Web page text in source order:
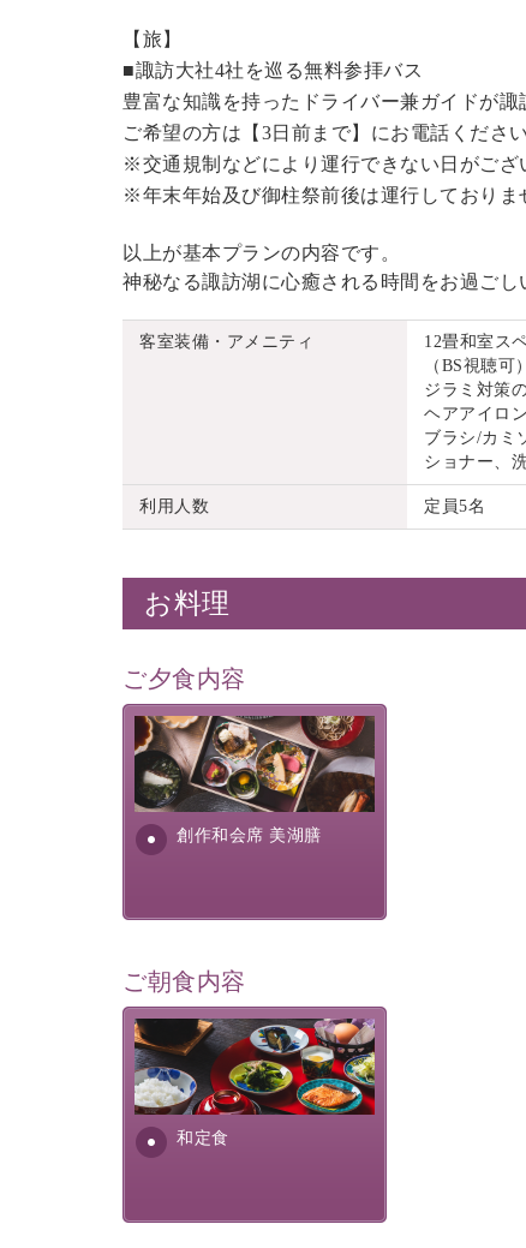
【旅】
■諏訪大社4社を巡る無料参拝バス
豊富な知識を持ったドライバー兼ガイドが
ご希望の方は【3日前まで】にお電話ください
※交通規制などにより運行できない日がござ
※年末年始及び御柱祭前後は運行しておりま
以上が基本プランの内容です。
神秘なる諏訪湖に心癒される時間をお過ごし
客室装備・アメニティ
12畳和室ス
（BS視聴
ジラミ対策
ヘアアイロ
ブラシ/カミ
ショナー、
利用人数 定員5名
お料理
ご夕食内容
創作和会席 美湖膳
美湖膳とは諏訪の地で特別を
提供する為に料理長・神原 裕
明が考え出した創作和会席で
す。美しい諏訪湖の幸...
ご朝食内容
和定食
さっぱりとした和食膳に使わ
れる食材は、諏訪の名産品を
ふんだんに取り入れ、安心・
安全を心掛けた長野県産...